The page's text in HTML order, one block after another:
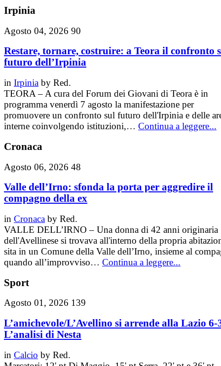
Irpinia
Agosto 04, 2026 90
Restare, tornare, costruire: a Teora il confronto
futuro dell’Irpinia
in Irpinia by Red.
TEORA – A cura del Forum dei Giovani di Teora è in
programma venerdì 7 agosto la manifestazione per
promuovere un confronto sul futuro dell'Irpinia e delle
interne coinvolgendo istituzioni,… Continua a leggere...
Cronaca
Agosto 06, 2026 48
Valle dell’Irno: sfonda la porta per aggredire il
compagno della ex
in Cronaca by Red.
VALLE DELL’IRNO – Una donna di 42 anni originaria
dell'Avellinese si trovava all'interno della propria
sita in un Comune della Valle dell’Irno, insieme al
quando all’improvviso… Continua a leggere...
Sport
Agosto 01, 2026 139
L’amichevole/L’Avellino si arrende alla Lazio 6-
L’analisi di Nesta
in Calcio by Red.